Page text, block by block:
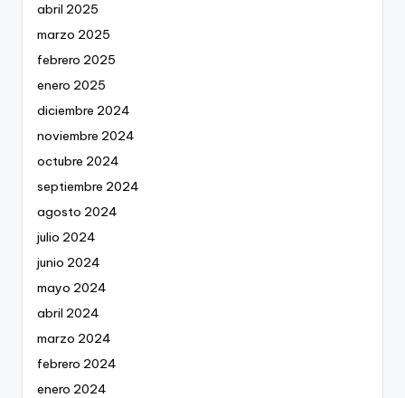
abril 2025
marzo 2025
febrero 2025
enero 2025
diciembre 2024
noviembre 2024
octubre 2024
septiembre 2024
agosto 2024
julio 2024
junio 2024
mayo 2024
abril 2024
marzo 2024
febrero 2024
enero 2024